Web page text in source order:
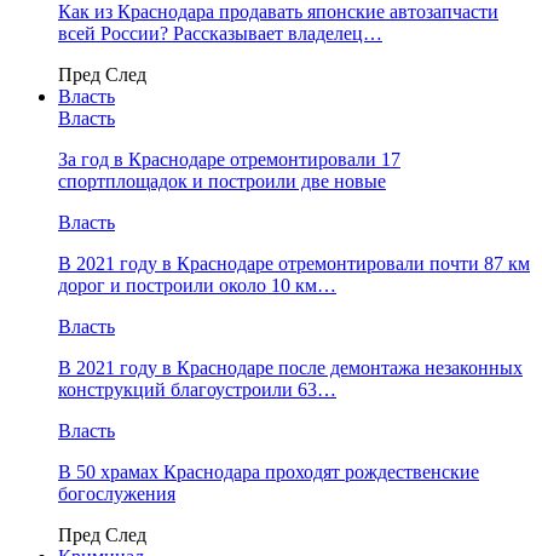
Как из Краснодара продавать японские автозапчасти
всей России? Рассказывает владелец…
Пред След
Власть
Власть
За год в Краснодаре отремонтировали 17
спортплощадок и построили две новые
Власть
В 2021 году в Краснодаре отремонтировали почти 87 км
дорог и построили около 10 км…
Власть
В 2021 году в Краснодаре после демонтажа незаконных
конструкций благоустроили 63…
Власть
В 50 храмах Краснодара проходят рождественские
богослужения
Пред След